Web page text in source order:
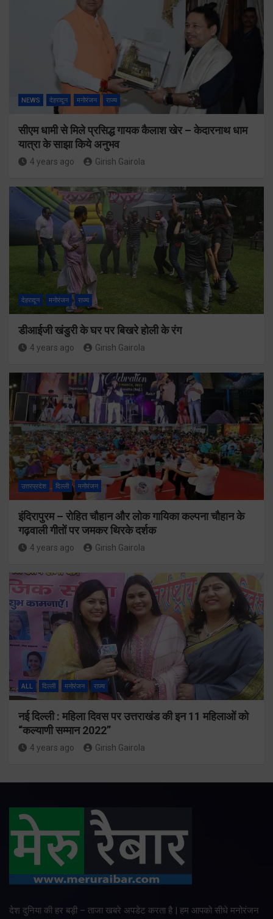
NEWS देहरादून मनोरंजन राज्य
सीएम धामी से मिले प्रसिद्ध गायक कैलाश खेर – केदारनाथ धाम
यात्रा के साझा किये अनुभव
4 years ago Girish Gairola
देहरादून मनोरंजन राज्य
डीआईजी खंडुरी के घर पर बिखरे होली के रंग
4 years ago Girish Gairola
उत्तरप्रदेश दिल्ली मनोरंजन
इंदिरापुरम – रोहित चौहान और लोक गायिका कल्पना चौहान के
गढ़वाली गीतों पर जमकर थिरके दर्शक
4 years ago Girish Gairola
ALL दिल्ली मनोरंजन राज्य
नई दिल्ली : महिला दिवस पर उत्तराखंड की इन 11 महिलाओं को
“कल्याणी सम्मान 2022”
4 years ago Girish Gairola
देश दुनिया की हर बड़ी – ताजा खबरे अपडेट करता है | हम आपको सीधे मनोरंजन